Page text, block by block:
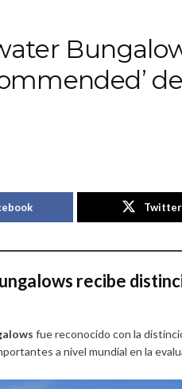
Twitter
recibe
fue reconocido con la
a nivel mundial en la